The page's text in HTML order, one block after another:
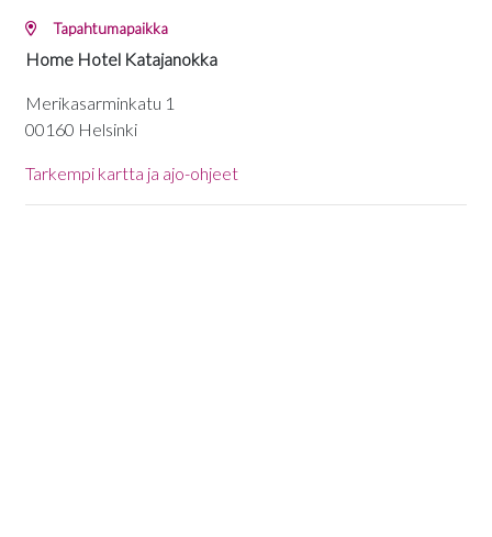
Tapahtumapaikka
Home Hotel Katajanokka
Merikasarminkatu 1
00160 Helsinki
Tarkempi kartta ja ajo-ohjeet